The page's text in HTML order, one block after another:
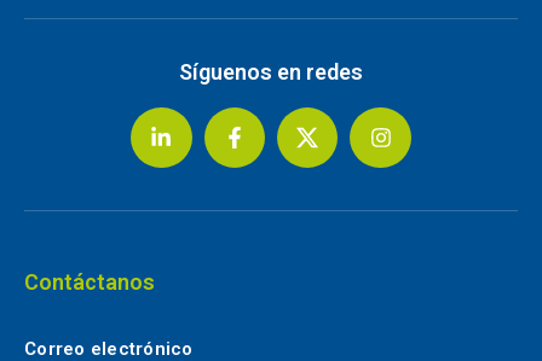
Síguenos en redes
Contáctanos
Correo electrónico